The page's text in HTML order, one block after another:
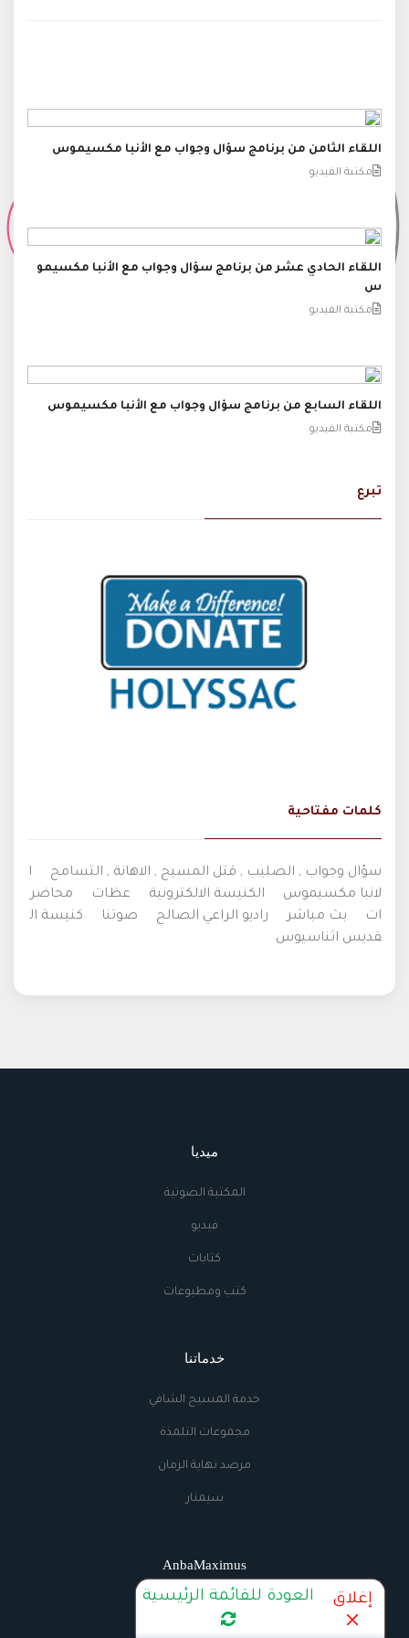
اللقاء الثامن من برنامج سؤال وجواب مع الأنبا مكسيموس
مكتبة الفيديو
اللقاء الحادي عشر من برنامج سؤال وجواب مع الأنبا مكسيمو
س
مكتبة الفيديو
اللقاء السابع من برنامج سؤال وجواب مع الأنبا مكسيموس
مكتبة الفيديو
تبرع
كلمات مفتاحية
سؤال وجواب , الصليب , قتل المسيح , الاهانة , التسامح
ا
لانبا مكسيموس
الكنيسة الالكترونية عظات
محاضر
ات
بث مباشر راديو الراعي الصالح صوتنا
كنيسة ال
قديس اثناسيوس
ميديا
المكتبة الصوتية
فيديو
كتابات
كتب ومطبوعات
خدماتنا
خدمة المسيح الشافي
مجموعات التلمذة
مرصد نهاية الزمان
سيمنار
AnbaMaximus
اتصل بنا إغلاق العودة للقائمة الرئيسية